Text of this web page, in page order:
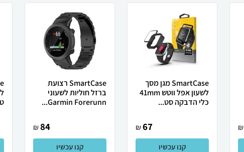
₪
SmartCase מגן מסך
לשעון אפל ווטש 41mm
כלי הדבקה סט...
67
₪
קנו עכשיו
SmartCase רצועת
ברזל חוליות לשעוני
Garmin Forerunn...
84
₪
קנו עכשיו